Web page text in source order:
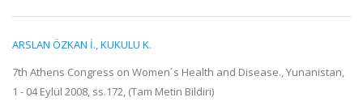
ARSLAN ÖZKAN İ.,KUKULU K.
7th Athens Congress on Women´s Health and Disease., Yunanistan,
1 - 04 Eylül 2008, ss.172, (Tam Metin Bildiri)